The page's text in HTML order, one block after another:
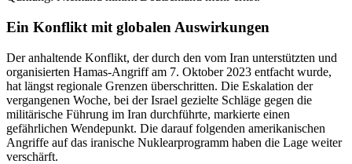
Ein Konflikt mit globalen Auswirkungen
Der anhaltende Konflikt, der durch den vom Iran unterstützten und
organisierten Hamas-Angriff am 7. Oktober 2023 entfacht wurde,
hat längst regionale Grenzen überschritten. Die Eskalation der
vergangenen Woche, bei der Israel gezielte Schläge gegen die
militärische Führung im Iran durchführte, markierte einen
gefährlichen Wendepunkt. Die darauf folgenden amerikanischen
Angriffe auf das iranische Nuklearprogramm haben die Lage weiter
verschärft.